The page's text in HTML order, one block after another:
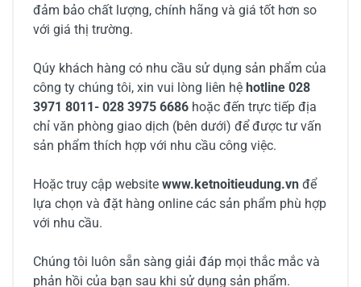
đảm bảo chất lượng, chính hãng và giá tốt hơn so
với giá thị trường.
Qúy khách hàng có nhu cầu sử dụng sản phẩm của
công ty chúng tôi, xin vui lòng liên hệ hotline 028
3971 8011- 028 3975 6686 hoặc đến trực tiếp địa
chỉ văn phòng giao dịch (bên dưới) để được tư vấn
sản phẩm thích hợp với nhu cầu công việc.
Hoặc truy cập website www.ketnoitieudung.vn để
lựa chọn và đặt hàng online các sản phẩm phù hợp
với nhu cầu.
Chúng tôi luôn sẵn sàng giải đáp mọi thắc mắc và
phản hồi của bạn sau khi sử dụng sản phẩm.